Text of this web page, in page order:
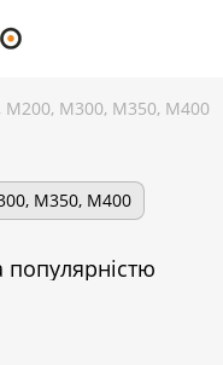
М300, М350, М400
М350, М400
популярністю